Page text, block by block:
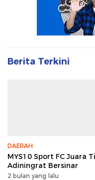
Berita Terkini
DAERAH
MYS10 Sport FC Juara
Adiningrat Bersinar
2 bulan yang lalu